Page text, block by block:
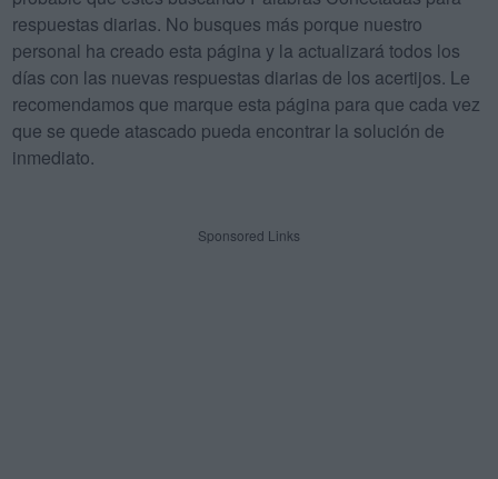
respuestas diarias. No busques más porque nuestro
personal ha creado esta página y la actualizará todos los
días con las nuevas respuestas diarias de los acertijos. Le
recomendamos que marque esta página para que cada vez
que se quede atascado pueda encontrar la solución de
inmediato.
Sponsored Links